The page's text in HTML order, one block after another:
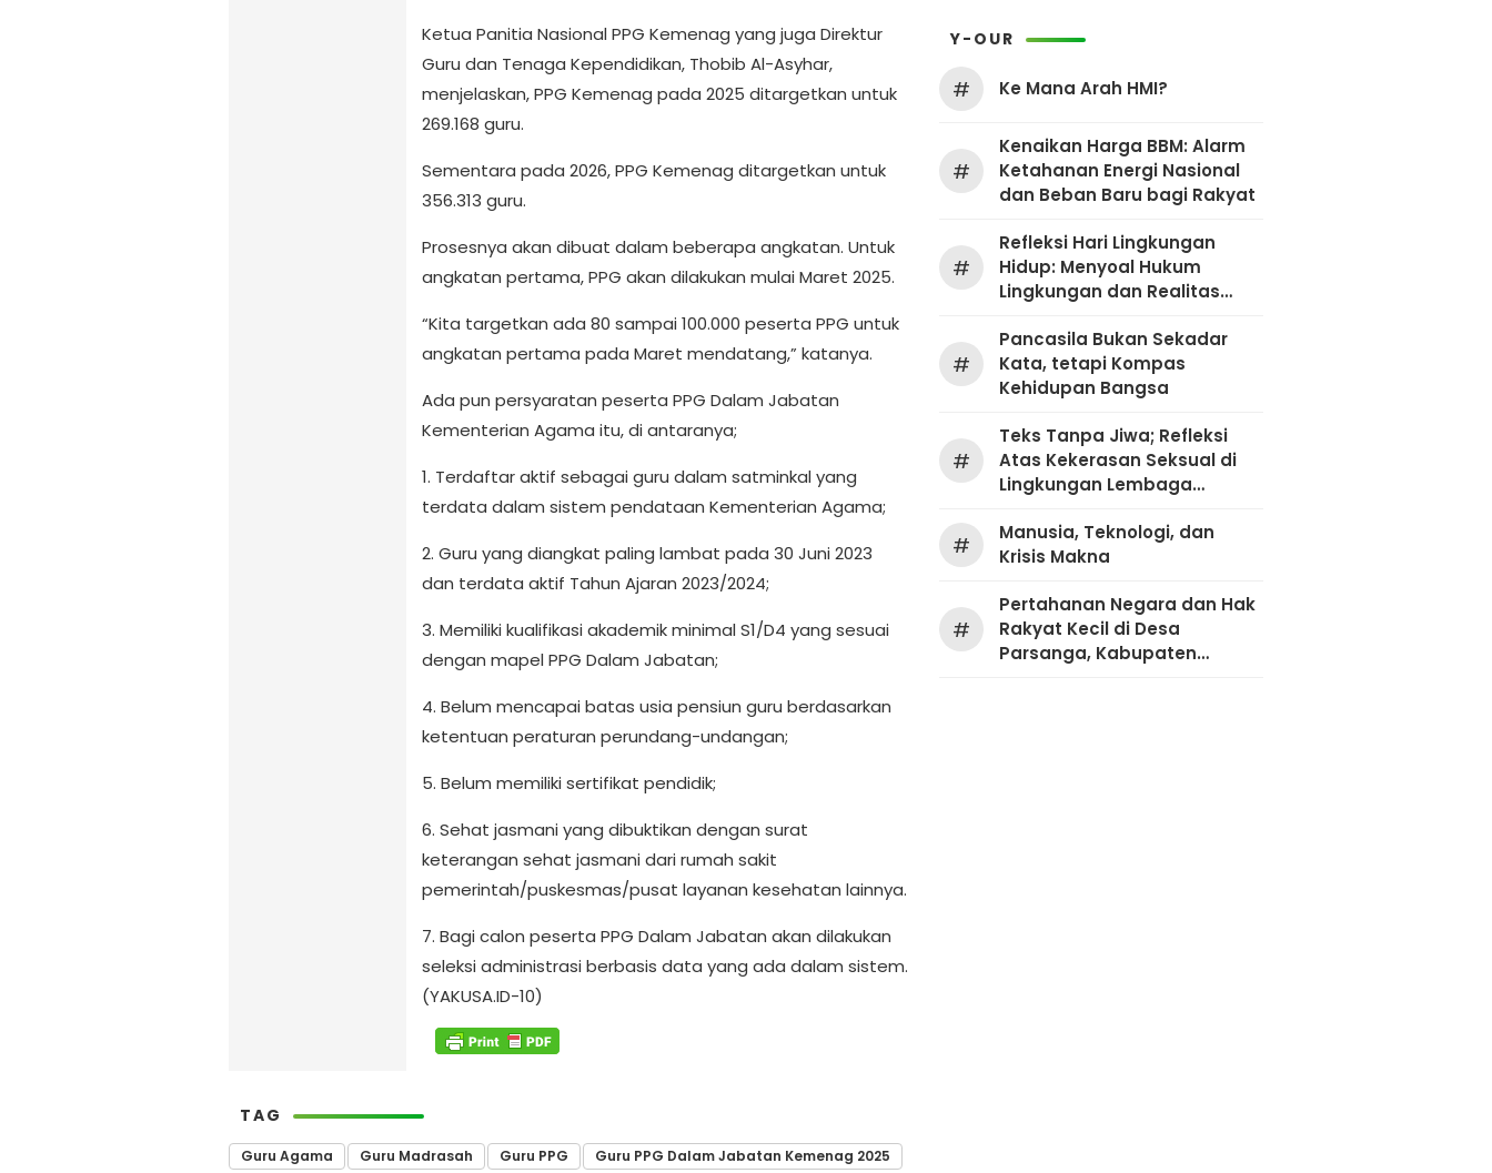
Ketua Panitia Nasional PPG Kemenag yang juga Direktur
Guru dan Tenaga Kependidikan, Thobib Al-Asyhar,
menjelaskan, PPG Kemenag pada 2025 ditargetkan untuk
269.168 guru.
Sementara pada 2026, PPG Kemenag ditargetkan untuk
356.313 guru.
Prosesnya akan dibuat dalam beberapa angkatan. Untuk
angkatan pertama, PPG akan dilakukan mulai Maret 2025.
“Kita targetkan ada 80 sampai 100.000 peserta PPG untuk
angkatan pertama pada Maret mendatang,” katanya.
Ada pun persyaratan peserta PPG Dalam Jabatan
Kementerian Agama itu, di antaranya;
1. Terdaftar aktif sebagai guru dalam satminkal yang
terdata dalam sistem pendataan Kementerian Agama;
2. Guru yang diangkat paling lambat pada 30 Juni 2023
dan terdata aktif Tahun Ajaran 2023/2024;
3. Memiliki kualifikasi akademik minimal S1/D4 yang sesuai
dengan mapel PPG Dalam Jabatan;
4. Belum mencapai batas usia pensiun guru berdasarkan
ketentuan peraturan perundang-undangan;
5. Belum memiliki sertifikat pendidik;
6. Sehat jasmani yang dibuktikan dengan surat
keterangan sehat jasmani dari rumah sakit
pemerintah/puskesmas/pusat layanan kesehatan lainnya.
7. Bagi calon peserta PPG Dalam Jabatan akan dilakukan
seleksi administrasi berbasis data yang ada dalam sistem.
(YAKUSA.ID-10)
TAG
Guru Agama Guru Madrasah Guru PPG Guru PPG Dalam Jabatan Kemenag 2025
Y-OUR
# Ke Mana Arah HMI?
#
Kenaikan Harga BBM: Alarm
Ketahanan Energi Nasional
dan Beban Baru bagi Rakyat
#
Refleksi Hari Lingkungan
Hidup: Menyoal Hukum
Lingkungan dan Realitas
#
Pancasila Bukan Sekadar
Kata, tetapi Kompas
Kehidupan Bangsa
#
Teks Tanpa Jiwa; Refleksi
Atas Kekerasan Seksual di
Lingkungan Lembaga
#
Manusia, Teknologi, dan
Krisis Makna
#
Pertahanan Negara dan Hak
Rakyat Kecil di Desa
Parsanga, Kabupaten